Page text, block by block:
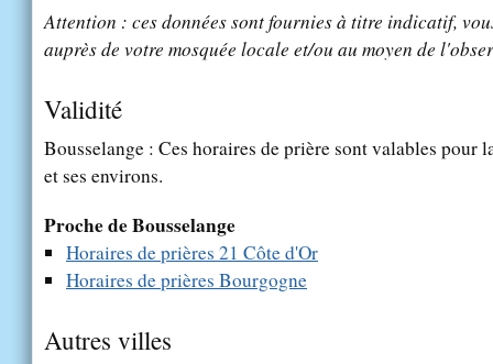
Attention : ces données sont fournies à titre indicatif,
auprès de votre mosquée locale et/ou au moyen de
Validité
Bousselange : Ces horaires de prière sont valables pour
et ses environs.
Proche de Bousselange
Horaires de prières 21 Côte d'Or
Horaires de prières Bourgogne
Autres villes